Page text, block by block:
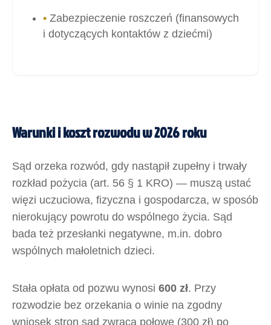
• Zabezpieczenie roszczeń (finansowych
i dotyczących kontaktów z dziećmi)
Warunki i koszt rozwodu w 2026 roku
Sąd orzeka rozwód, gdy nastąpił zupełny i trwały
rozkład pożycia (art. 56 § 1 KRO) — muszą ustać
więzi uczuciowa, fizyczna i gospodarcza, w sposób
nierokujący powrotu do wspólnego życia. Sąd
bada też przesłanki negatywne, m.in. dobro
wspólnych małoletnich dzieci.
Stała opłata od pozwu wynosi 600 zł. Przy
rozwodzie bez orzekania o winie na zgodny
wniosek stron sąd zwraca połowę (300 zł) po